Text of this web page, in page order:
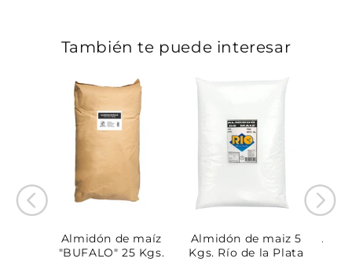
También te puede interesar
Almidón de maíz
"BUFALO" 25 Kgs.
Almidón de maiz 5
Kgs. Río de la Plata